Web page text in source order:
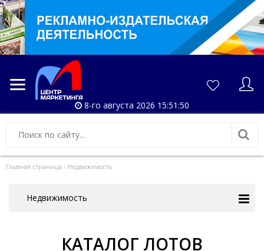
8-го августа 2026 15:51:50
Главная страница › Недвижимость
Недвижимость
КАТАЛОГ ЛОТОВ